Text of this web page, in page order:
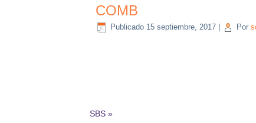
COMB
Publicado 15 septiembre, 2017 Por
SBS »